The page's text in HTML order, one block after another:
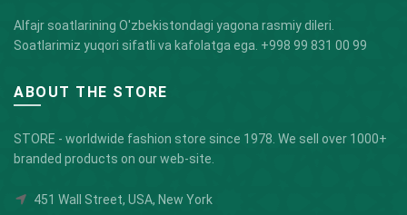
Alfajr soatlarining O'zbekistondagi yagona rasmiy dileri.
Soatlarimiz yuqori sifatli va kafolatga ega. +998 99 831 00 99
ABOUT THE STORE
STORE - worldwide fashion store since 1978. We sell over 1000+
branded products on our web-site.
451 Wall Street, USA, New York